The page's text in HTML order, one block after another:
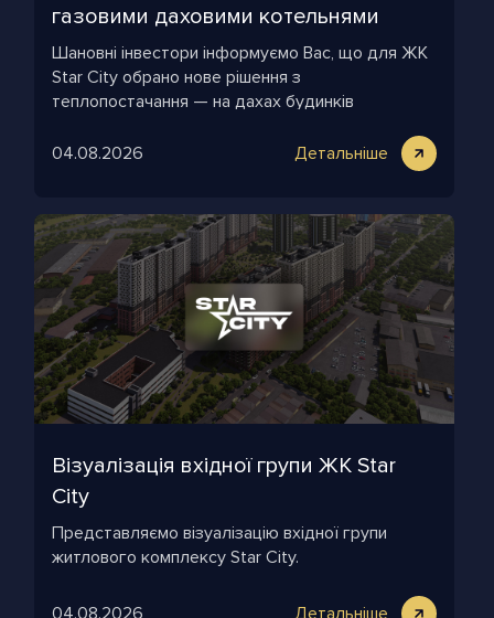
газовими даховими котельнями
Шановні інвестори інформуємо Вас, що для ЖК
Star City обрано нове рішення з
теплопостачання — на дахах будинків
04.08.2026
Детальніше
Візуалізація вхідної групи ЖК Star
City
Представляємо візуалізацію вхідної групи
житлового комплексу Star City.
04.08.2026 Детальніше